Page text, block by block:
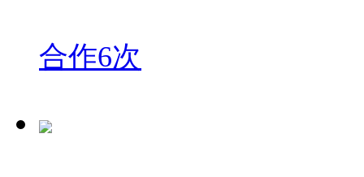
合作6次